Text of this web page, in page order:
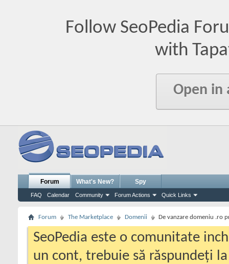
Follow SeoPedia
with
Open in
Forum
FAQ Calendar Community Forum Actions Quick Links
What's New? Spy
Forum The Marketplace Domenii De vanzare domeniu .ro
SeoPedia este o comunitate
un cont, trebuie să răspundeți